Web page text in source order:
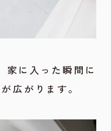
家に入った瞬間に
広がります。